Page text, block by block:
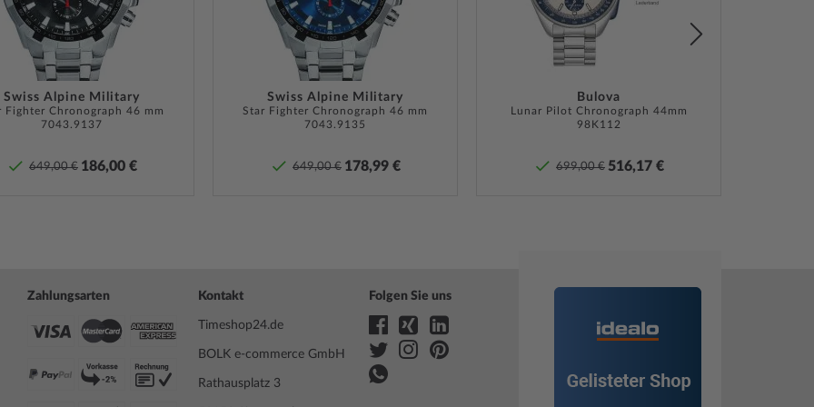
Sie bereits in nur 1-3
Lieblings-Zeitmessers.
bei entsprechender
ist darauf zu achten,
Anleitung, Box, Garantie Dok., Umkarton
Garantiebeschreibung und die Adresse des Garantiegebers
finden Sie bei Lieferung der Ware in der
Swiss Alpine Military
Fighter Chronograph 46 mm
7043.9137
649,00 € 186,00 €
Swiss Alpine Military
Star Fighter Chronograph 46 mm
7043.9135
649,00 € 178,99 €
Bulova
Lunar Pilot Chronograph 44mm
98K112
699,00 € 516,17 €
Zahlungsarten Kontakt
Timeshop24.de
BOLK e-commerce GmbH
Rathausplatz 3
Folgen Sie uns